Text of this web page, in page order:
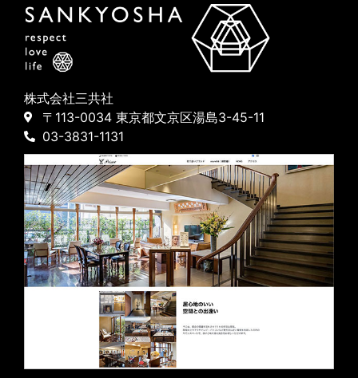
株式会社三共社
〒113-0034 東京都文京区湯島3-45-11
03-3831-1131